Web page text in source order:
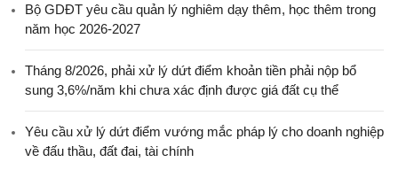
Bộ GDĐT yêu cầu quản lý nghiêm dạy thêm, học thêm trong
năm học 2026-2027
Tháng 8/2026, phải xử lý dứt điểm khoản tiền phải nộp bổ
sung 3,6%/năm khi chưa xác định được giá đất cụ thể
Yêu cầu xử lý dứt điểm vướng mắc pháp lý cho doanh nghiệp
về đấu thầu, đất đai, tài chính